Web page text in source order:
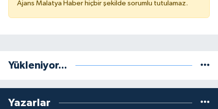
Ajans Malatya Haber hiçbir şekilde sorumlu tutulamaz.
Yükleniyor...
Yazarlar